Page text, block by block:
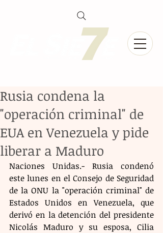
Rusia condena la
"operación criminal" de
EUA en Venezuela y pide
liberar a Maduro
Naciones Unidas.- Rusia condenó
este lunes en el Consejo de Seguridad
de la ONU la "operación criminal" de
Estados Unidos en Venezuela, que
derivó en la detención del presidente
Nicolás Maduro y su esposa, Cilia